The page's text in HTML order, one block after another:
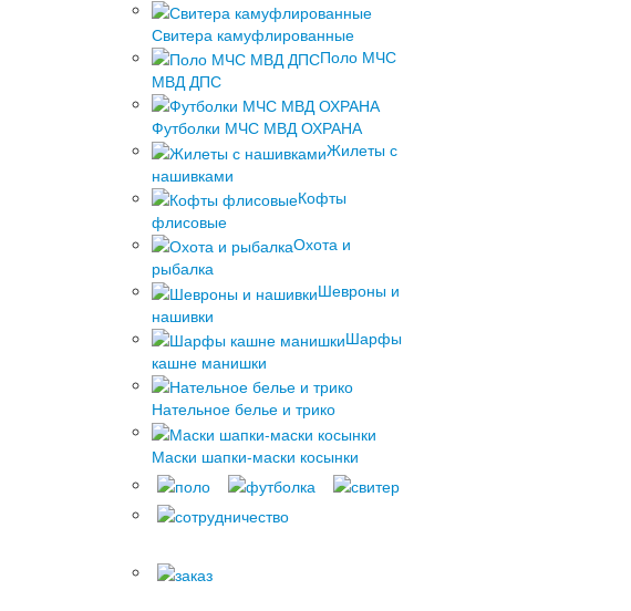
Свитера камуфлированные
Поло МЧС
МВД ДПС
Футболки МЧС МВД ОХРАНА
Жилеты с
нашивками
Кофты
флисовые
Охота и
рыбалка
Шевроны и
нашивки
Шарфы
кашне манишки
Нательное белье и трико
Маски шапки-маски косынки